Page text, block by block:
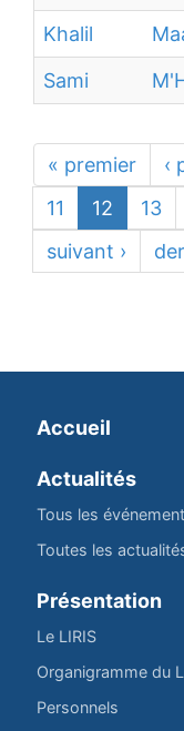
Khalil
Sami
« premier ‹
11
12 13
suivant ›
Accueil
Actualités
Tous les
Toutes les
Présentation
Le LIRIS
Organigramme du
Personnels